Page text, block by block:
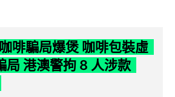
啡騙局爆煲 咖啡包裝虛
局 港澳警拘 8 人涉款